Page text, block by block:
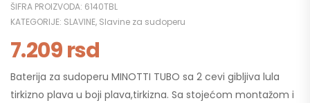
ŠIFRA PROIZVODA: 6140TBL
KATEGORIJE: SLAVINE, Slavine za sudoperu
7.209rsd
Baterija za sudoperu MINOTTI TUBO sa 2 cevi gibljiva lula
tirkizno plava u boji plava,tirkizna. Sa stojećom montažom i